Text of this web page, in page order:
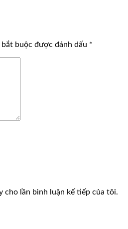
buộc được đánh dấu *
cho lần bình luận kế tiếp của tôi.